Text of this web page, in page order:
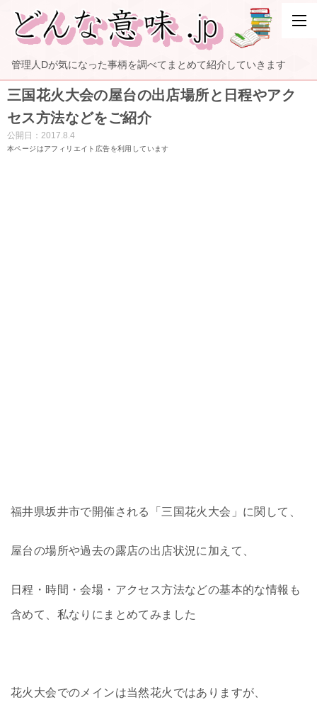
管理人Dが気になった事柄を調べてまとめて紹介していきます
三国花火大会の屋台の出店場所と日程やアク
セス方法などをご紹介
公開日： 2017.8.4
本ページはアフィリエイト広告を利用しています
福井県坂井市で開催される「三国花火大会」に関して、
屋台の場所や過去の露店の出店状況に加えて、
日程・時間・会場・アクセス方法などの基本的な情報も
含めて、私なりにまとめてみました
花火大会でのメインは当然花火ではありますが、